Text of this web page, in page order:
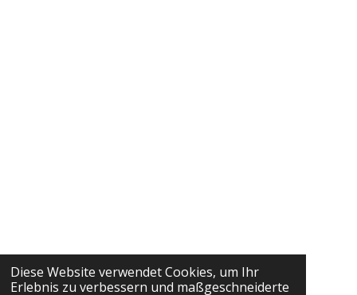
Diese Website verwendet Cookies, um Ihr
Erlebnis zu verbessern und maßgeschneiderte